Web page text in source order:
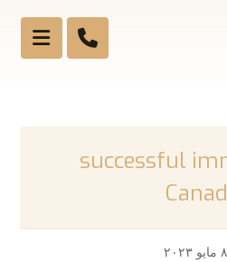
successful
٨ مايو ٢٠٢٣